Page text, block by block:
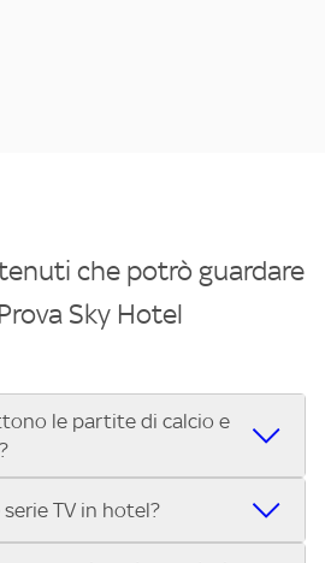
che potrò guardare
Sky Hotel
le partite di calcio e
poter vedere le partite di Serie A,
TV in hotel?